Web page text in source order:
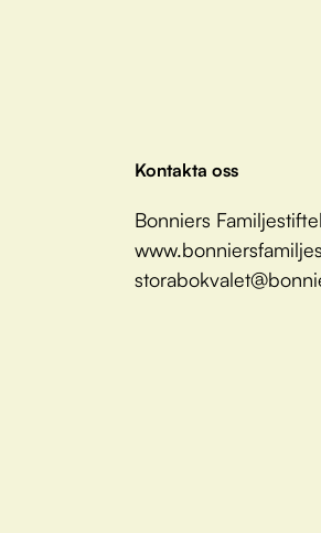
Kontakta oss
Bonniers